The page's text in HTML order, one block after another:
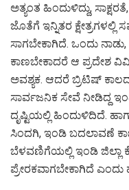
ಅತ್ಯಂತ ಹಿಂದುಳಿದ್ದು,
ಜೊತೆಗೆ ಇನ್ನಿತರ
ಸಾಗಬೇಕಾಗಿದೆ. ಒಂದು
ಕಾಣಬೇಕಾದರೆ ಆ ಪ್ರದೇಶ
ಅವಶ್ಯಕ.‌ ಆದರೆ ಬ್ರಿಟಿಷ್
ಸಾರ್ವಜನಿಕ ಸೇವೆ ನೀಡಿದ್ದ
ದೃಷ್ಟಿಯಲ್ಲಿ ಹಿಂದುಳಿದಿದೆ.
ಸಿಂದಗಿ, ಇಂಡಿ ಬದಲಾವಣೆ
ಬೆಳವಣಿಗೆಯಲ್ಲಿ ಇಂಡಿ ಜಿಲ್ಲಾ
ಪ್ರೇರಕವಾಗಬೇಕಾಗಿದೆ ಎಂದು